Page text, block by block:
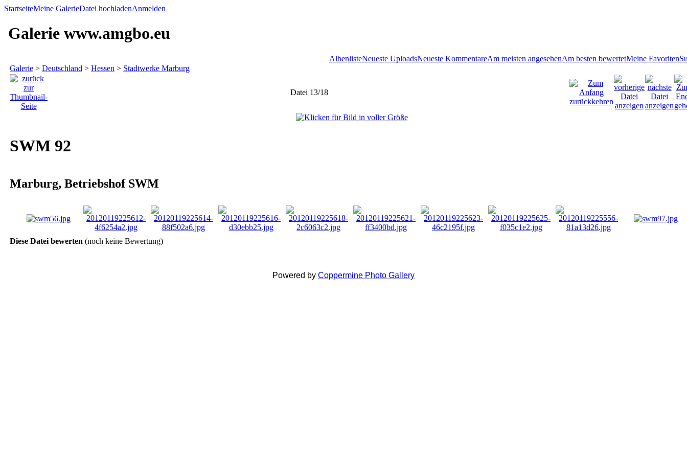
StartseiteMeine GalerieDatei hochladenAnmelden
Galerie www.amgbo.eu
AlbenlisteNeueste UploadsNeueste KommentareAm meisten angesehenAm besten bewertetMeine Favoriten
Galerie > Deutschland > Hessen > Stadtwerke Marburg
Datei 13/18
SWM 92
Marburg, Betriebshof SWM
Diese Datei bewerten (noch keine Bewertung)
Powered by Coppermine Photo Gallery